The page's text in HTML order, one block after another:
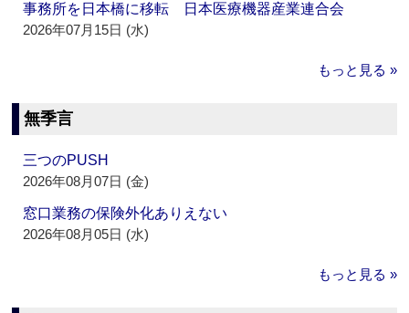
事務所を日本橋に移転 日本医療機器産業連合会
2026年07月15日 (水)
もっと見る »
無季言
三つのPUSH
2026年08月07日 (金)
窓口業務の保険外化ありえない
2026年08月05日 (水)
もっと見る »